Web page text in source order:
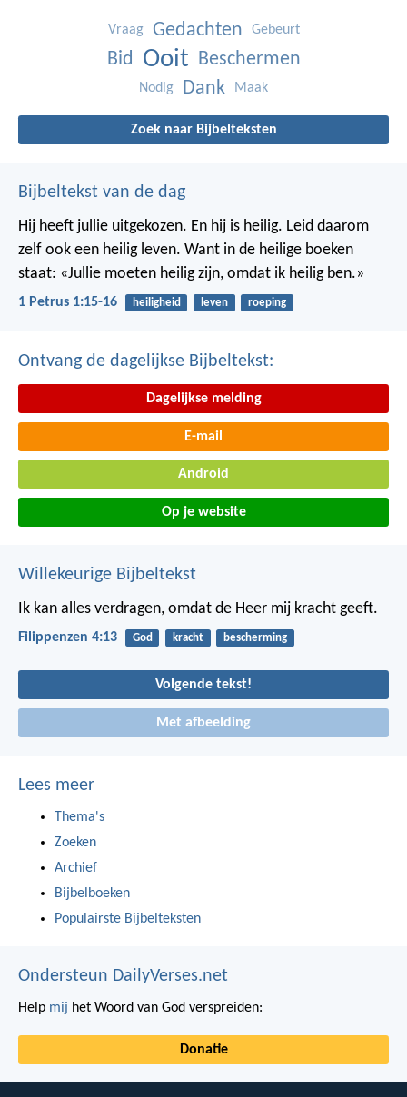
Vraag Gedachten Gebeurt
Bid Ooit Beschermen
Nodig Dank Maak
Zoek naar Bijbelteksten
Bijbeltekst van de dag
Hij heeft jullie uitgekozen. En hij is heilig. Leid daarom
zelf ook een heilig leven. Want in de heilige boeken
staat: «Jullie moeten heilig zijn, omdat ik heilig ben.»
1 Petrus 1:15-16 heiligheid leven roeping
Ontvang de dagelijkse Bijbeltekst:
Dagelijkse melding
E-mail
Android
Op je website
Willekeurige Bijbeltekst
Ik kan alles verdragen, omdat de Heer mij kracht geeft.
Filippenzen 4:13 God kracht bescherming
Volgende tekst!
Met afbeelding
Lees meer
Thema's
Zoeken
Archief
Bijbelboeken
Populairste Bijbelteksten
Ondersteun DailyVerses.net
Help mij het Woord van God verspreiden:
Donatie